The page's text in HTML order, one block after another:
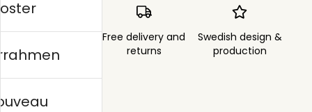
3 days
Free delivery and
returns
Swedish design &
production